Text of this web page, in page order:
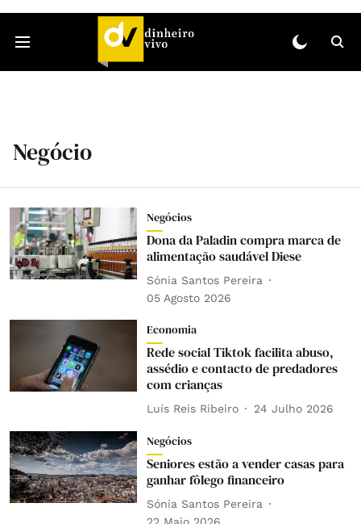
Negócio
Negócios
Dona da Paladin compra marca de
alimentação saudável Diese
Sónia Santos Pereira
05 Agosto 2026
Economia
Rede social Tiktok facilita abuso,
assédio e contacto de predadores
com crianças
Luís Reis Ribeiro 24 Julho 2026
Negócios
Seniores estão a vender casas para
ganhar fôlego financeiro
Sónia Santos Pereira